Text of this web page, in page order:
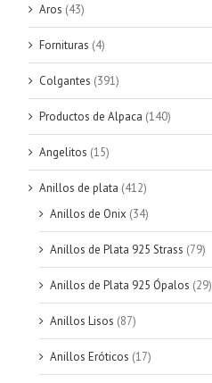
Aros (43)
Fornituras (4)
Colgantes (391)
Productos de Alpaca (140)
Angelitos (15)
Anillos de plata (412)
Anillos de Onix (34)
Anillos de Plata 925 Strass (79)
Anillos de Plata 925 Ópalos (29)
Anillos Lisos (87)
Anillos Eróticos (17)